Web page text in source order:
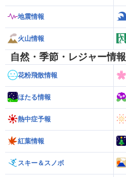
地震情報
火山情報
自然・季節・レジャー情報
花粉飛散情報
ほたる情報
熱中症予報
紅葉情報
スキー＆スノボ